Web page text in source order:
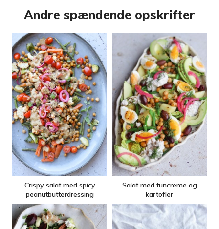
Andre spændende opskrifter
Crispy salat med spicy
peanutbutterdressing
Salat med tuncreme og
kartofler